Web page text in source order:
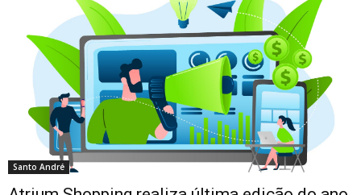
Santo André